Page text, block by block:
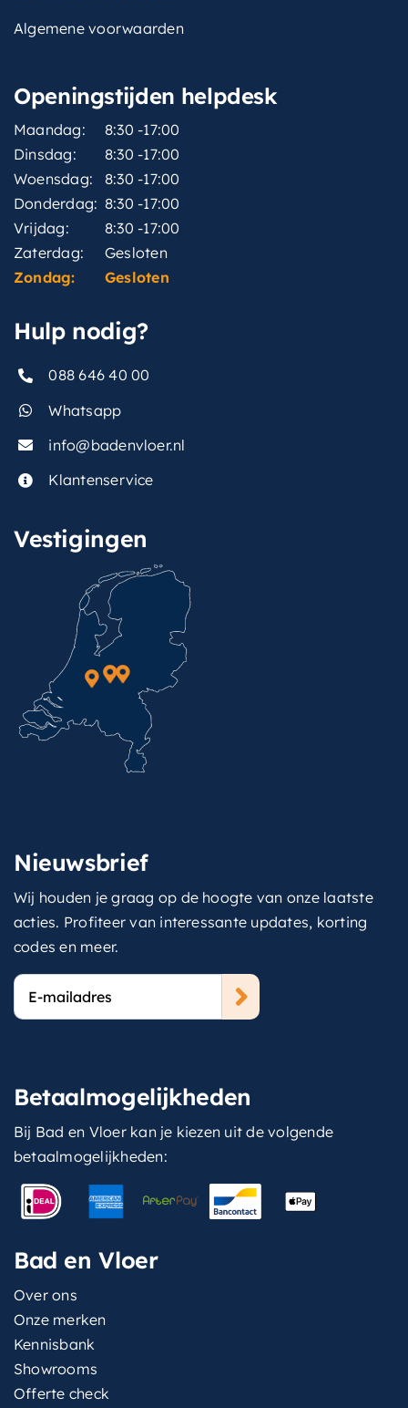
Algemene voorwaarden
Openingstijden helpdesk
Maandag:
8:30 -17:00
Dinsdag:
8:30 -17:00
Woensdag:
8:30 -17:00
Donderdag: 8:30 -17:00
Vrijdag:
8:30 -17:00
Zaterdag:
Gesloten
Zondag:
Gesloten
Hulp nodig?
088 646 40 00
Whatsapp
info@badenvloer.nl
Klantenservice
Vestigingen
Nieuwsbrief
Wij houden je graag op de hoogte van onze laatste
acties. Profiteer van interessante updates, korting
codes en meer.
E-
mailadres
Betaalmogelijkheden
Bij Bad en Vloer kan je kiezen uit de volgende
betaalmogelijkheden:
Bad en Vloer
Over ons
Onze merken
Kennisbank
Showrooms
Offerte check